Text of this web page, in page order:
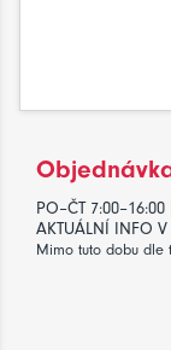
PO–ČT
AKTUÁLNÍ INFO V
Mimo tuto dobu dle